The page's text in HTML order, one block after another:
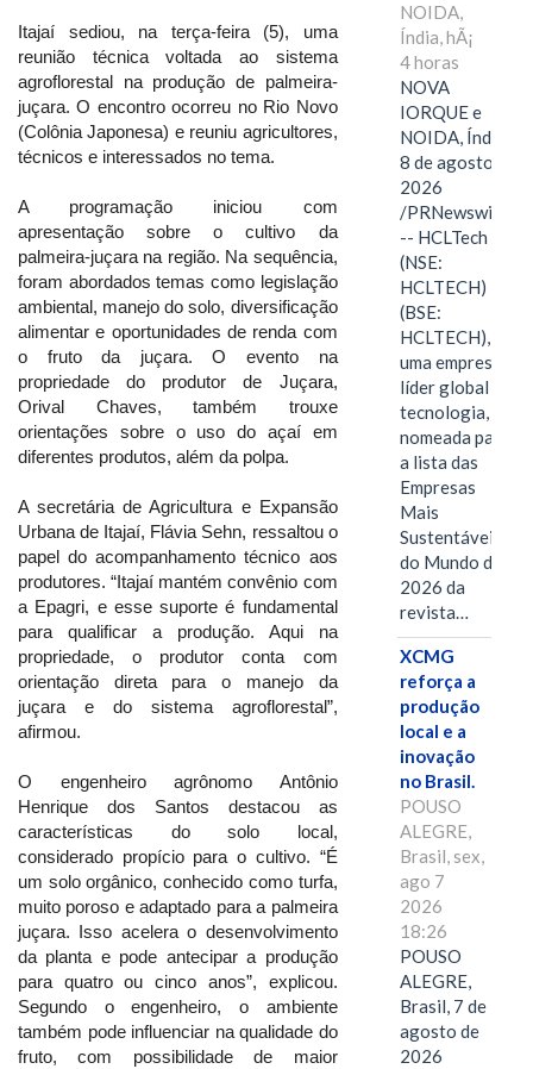
Itajaí sediou, na terça-feira (5), uma
reunião técnica voltada ao sistema
agroflorestal na produção de palmeira-
juçara. O encontro ocorreu no Rio Novo
(Colônia Japonesa) e reuniu agricultores,
técnicos e interessados no tema.
A programação iniciou com
apresentação sobre o cultivo da
palmeira-juçara na região. Na sequência,
foram abordados temas como legislação
ambiental, manejo do solo, diversificação
alimentar e oportunidades de renda com
o fruto da juçara. O evento na
propriedade do produtor de Juçara,
Orival Chaves, também trouxe
orientações sobre o uso do açaí em
diferentes produtos, além da polpa.
A secretária de Agricultura e Expansão
Urbana de Itajaí, Flávia Sehn, ressaltou o
papel do acompanhamento técnico aos
produtores. “Itajaí mantém convênio com
a Epagri, e esse suporte é fundamental
para qualificar a produção. Aqui na
propriedade, o produtor conta com
orientação direta para o manejo da
juçara e do sistema agroflorestal”,
afirmou.
O engenheiro agrônomo Antônio
Henrique dos Santos destacou as
características do solo local,
considerado propício para o cultivo. “É
um solo orgânico, conhecido como turfa,
muito poroso e adaptado para a palmeira
juçara. Isso acelera o desenvolvimento
da planta e pode antecipar a produção
para quatro ou cinco anos”, explicou.
Segundo o engenheiro, o ambiente
também pode influenciar na qualidade do
fruto, com possibilidade de maior
NOIDA,
Índia, hÃ¡
4 horas
NOVA
IORQUE e
NOIDA, Índia,
8 de agosto de
2026
/PRNewswire/
-- HCLTech
(NSE:
HCLTECH)
(BSE:
HCLTECH),
uma empresa
líder global em
tecnologia, foi
nomeada para
a lista das
Empresas
Mais
Sustentáveis
do Mundo de
2026 da
revista…
XCMG
reforça a
produção
local e a
inovação
no Brasil.
POUSO
ALEGRE,
Brasil, sex,
ago 7
2026
18:26
POUSO
ALEGRE,
Brasil, 7 de
agosto de
2026